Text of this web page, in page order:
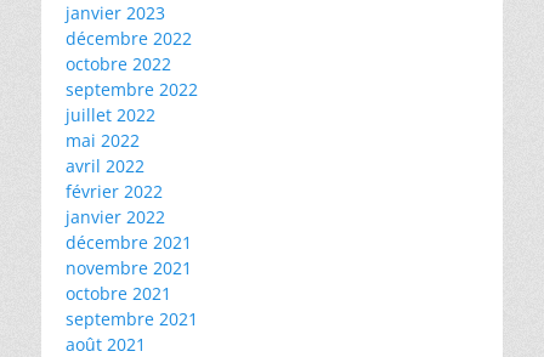
janvier 2023
décembre 2022
octobre 2022
septembre 2022
juillet 2022
mai 2022
avril 2022
février 2022
janvier 2022
décembre 2021
novembre 2021
octobre 2021
septembre 2021
août 2021